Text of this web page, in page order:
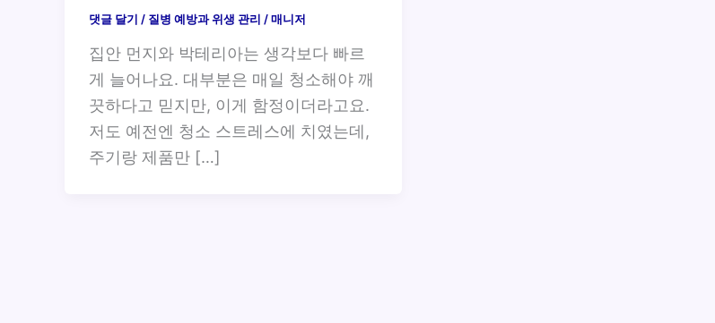
댓글 달기 / 질병 예방과 위생 관리 /매니저
집안 먼지와 박테리아는 생각보다 빠르
게 늘어나요. 대부분은 매일 청소해야 깨
끗하다고 믿지만, 이게 함정이더라고요.
저도 예전엔 청소 스트레스에 치였는데,
주기랑 제품만 […]